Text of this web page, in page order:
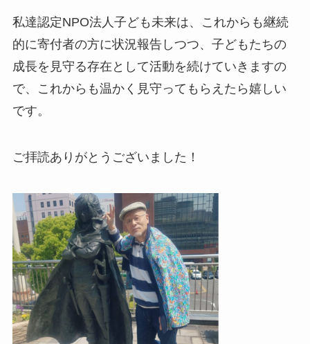
私達認定NPO法人子ども未来は、これからも継続
的に寄付者の方に状況報告しつつ、子どもたちの
成長を見守る存在として活動を続けていきますの
で、これからも温かく見守ってもらえたら嬉しい
です。
ご拝読ありがとうございました！